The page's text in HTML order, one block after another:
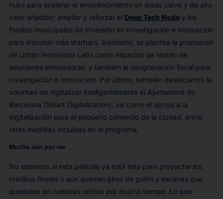
hubs para acelerar el emprendimiento en áreas clave y de alto
valor añadido; ampliar y reforzar el Deep Tech Nodey los
Fondos municipales de Inversión en Investigación e Innovación
para impulsar más startups. Asimismo, se plantea la promoción
de Urban Innovation Labs como espacios de testeo de
soluciones innovadoras, y también le desgravación fiscal para
Investigación e Innovación. Por último, también destacamos la
voluntad de digitalizar inteligentemente el Ajuntament de
Barcelona (Smart Digitalization), así como el apoyo a la
digitalización para el pequeño comercio de la ciudad, entre
otras medidas incluidas en el programa.
Mucho aún por ver
No sabemos si esta película ya está lista para proyectar los
créditos finales o aún quedan giros de guión y escenas que
quedaran en nuestras retinas por mucho tiempo. Lo que